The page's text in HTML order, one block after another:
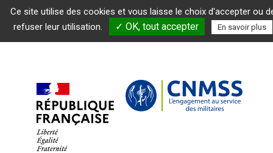
Ce site utilise des cookies et vous laisse le choix d'accepter ou
refuser leur utilisation.
✓ OK, tout accepter En savoir plus